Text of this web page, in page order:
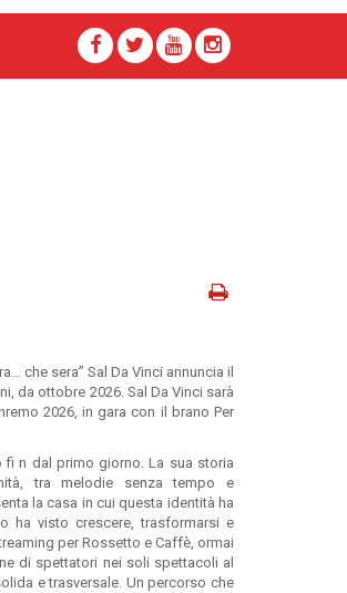
che sera” Sal Da Vinci annuncia il
da ottobre 2026. Sal Da Vinci sarà
2026, in gara con il brano Per
fi n dal primo giorno. La sua storia
tra melodie senza tempo e
la casa in cui questa identità ha
ha visto crescere, trasformarsi e
per Rossetto e Caffè, ormai
di spettatori nei soli spettacoli al
e trasversale. Un percorso che